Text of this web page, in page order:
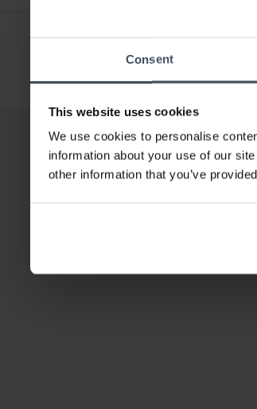
Consent
This website uses cookies
We use cookies to personalise
information about your use of our
other information that you’ve